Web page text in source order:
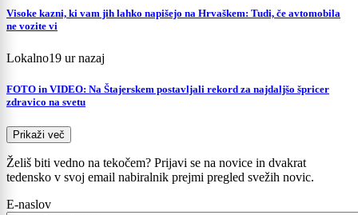
Visoke kazni, ki vam jih lahko napišejo na Hrvaškem: Tudi, če avtomobila
ne vozite vi
Lokalno19 ur nazaj
FOTO in VIDEO: Na Štajerskem postavljali rekord za najdaljšo špricer
zdravico na svetu
Prikaži več
Želiš biti vedno na tekočem? Prijavi se na novice in dvakrat
tedensko v svoj email nabiralnik prejmi pregled svežih novic.
E-naslov